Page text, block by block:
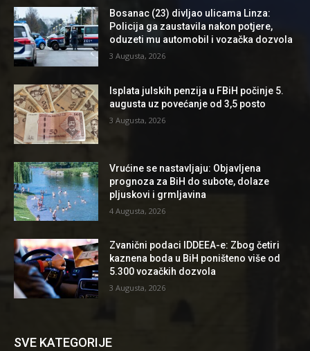
Bosanac (23) divljao ulicama Linza:
Policija ga zaustavila nakon potjere,
oduzeti mu automobil i vozačka dozvola
3 Augusta, 2026
Isplata julskih penzija u FBiH počinje 5.
augusta uz povećanje od 3,5 posto
3 Augusta, 2026
Vrućine se nastavljaju: Objavljena
prognoza za BiH do subote, dolaze
pljuskovi i grmljavina
4 Augusta, 2026
Zvanični podaci IDDEEA-e: Zbog četiri
kaznena boda u BiH poništeno više od
5.300 vozačkih dozvola
3 Augusta, 2026
SVE KATEGORIJE